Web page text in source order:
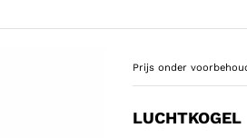
Prijs onder
LUCHTKOGEL